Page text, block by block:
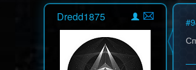
Dredd1875 #